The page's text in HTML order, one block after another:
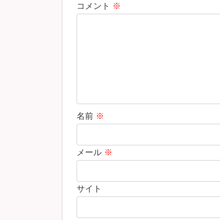
コメント ※
名前 ※
メール ※
サイト